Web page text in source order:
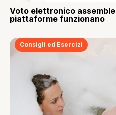
Voto elettronico
piattaforme funzionano
Consigli ed Esercizi